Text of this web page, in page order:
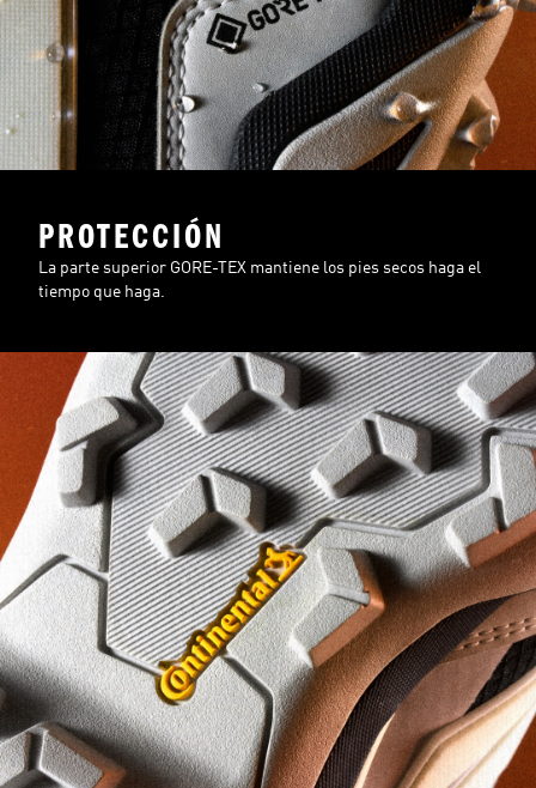
PROTECCIÓN
La parte superior GORE-TEX mantiene los pies secos haga el
tiempo que haga.